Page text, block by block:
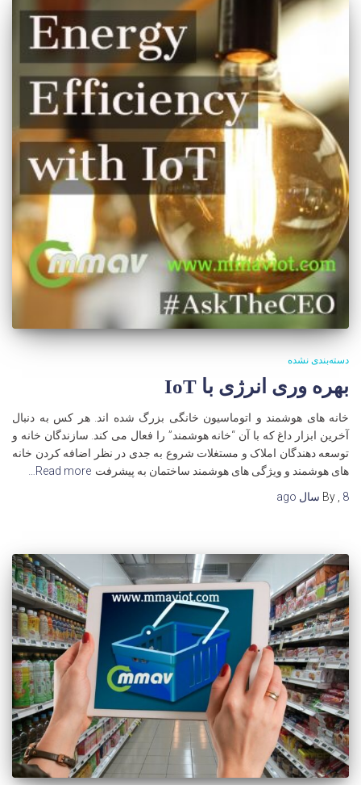
دسته‌بندی نشده
بهره وری انرژی با IoT
خانه های هوشمند و اتوماسیون خانگی بزرگ شده اند. هر کس به دنبال
آخرین ابزار داغ که با آن “خانه هوشمند” را فعال می کند. سازندگان خانه و
توسعه دهندگان املاک و مستغلات شروع به جدی در نظر اضافه کردن خانه
های هوشمند و ویژگی های هوشمند ساختمان به پیشرفت Read more…
By
8 سال